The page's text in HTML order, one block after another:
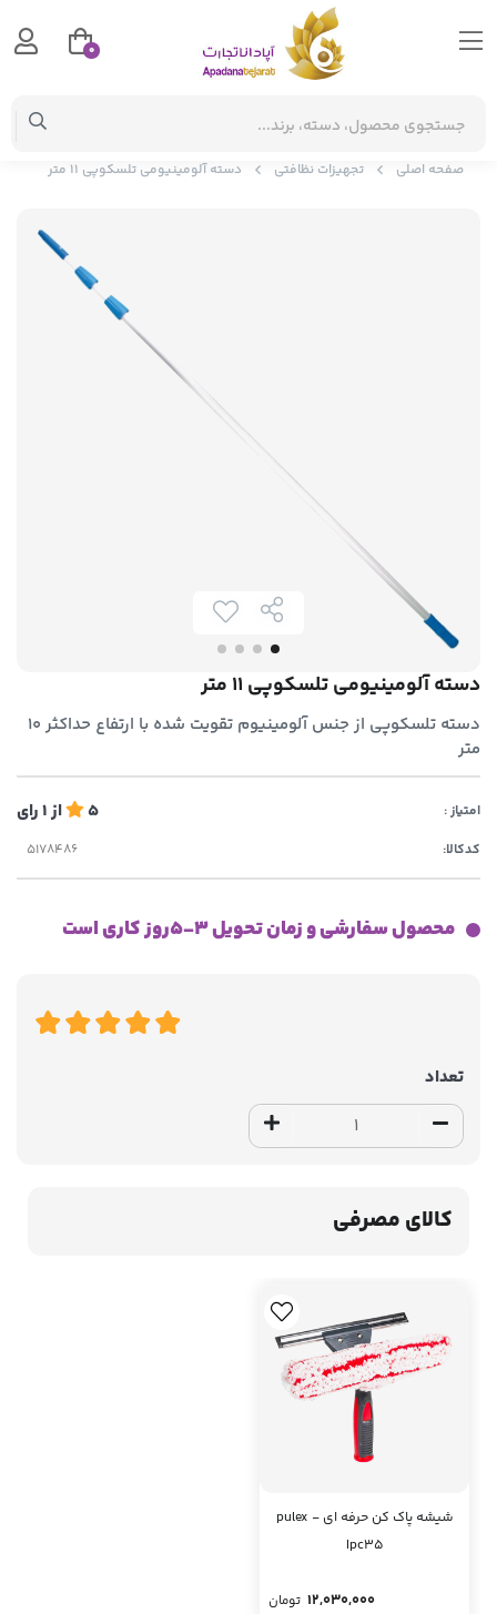
صفحه اصلی تجهیزات نظافتی دسته آلومینیومی تلسکوپی 11 متر
دسته آلومینیومی تلسکوپی 11 متر
دسته تلسکوپی از جنس آلومینیوم تقویت شده با ارتفاع حداکثر 10
متر
امتیاز : 5 از1رای
کدکالا:
محصول سفارشی و زمان تحویل 3-5روز کاری است
تعداد
کالای مصرفی
شیشه پاک کن حرفه ای pulex -
Ipc35
12,030,000 تومان
0